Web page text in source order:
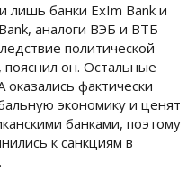
лишь банки ExIm Bank и
аналоги ВЭБ и ВТБ
политической
он. Остальные
фактически
экономику и ценят
банками, поэтому
к санкциям в